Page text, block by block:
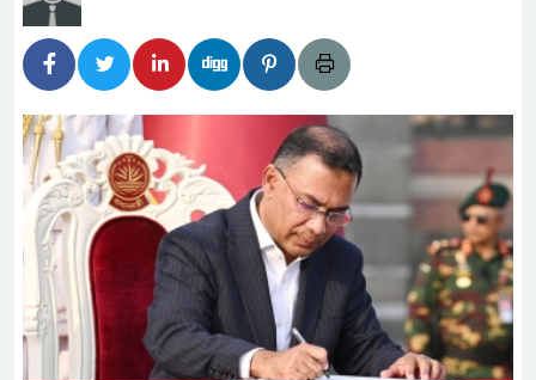
বাজেট সংশোধনের দাবিতে ফরিদগঞ্জে অহিংস
উঠান বৈঠক
অবৈধ লেনদেনে জড়িয়ে পড়ছে স্থানীয় বিকাশ
নদীতে যৌথ অভিযানে ৩টি অবৈধ বাঁধা জাল জব্দ
সাইদুর রহমান খানের যোগদান
জনপ্রিয় শিল্পী মনির খানের জন্মদিন আজ